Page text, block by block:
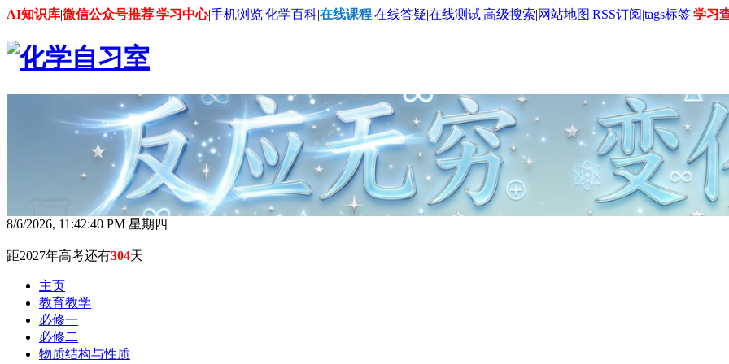
AI知识库|微信公众号推荐|学习中心|手机浏览|化学百科|在线课程|在线答疑|在线测试|高级搜索|网站地图|RSS订阅|tags标签|学习
8/6/2026, 11:42:42 PM 星期四
距2027年高考还有304天
主页
教育教学
必修一
必修二
物质结构与性质